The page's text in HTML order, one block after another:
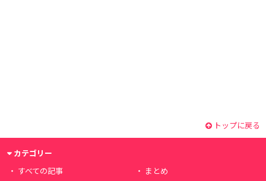
トップに戻る
カテゴリー
すべての記事
まとめ